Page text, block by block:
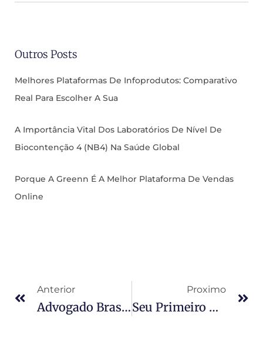
Outros Posts
Melhores Plataformas De Infoprodutos: Comparativo
Real Para Escolher A Sua
A Importância Vital Dos Laboratórios De Nível De
Biocontenção 4 (NB4) Na Saúde Global
Porque A Greenn É A Melhor Plataforma De Vendas
Online
Anterior
Advogado Brasileiro Na Flórida: Guia Para Quem Precisa De Assistência Jurídica Nos EUA
Proximo
Seu Primeiro Tax Return No UK? Evite Estes 5 Erros Cruciais